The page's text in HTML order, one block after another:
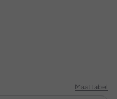
Maattabel